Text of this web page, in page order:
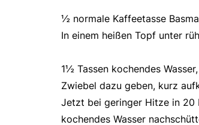
½ normale Kaffeetasse
In einem heißen Topf unter
1½ Tassen kochendes
Zwiebel dazu geben, kurz
Jetzt bei geringer Hitze in 20
kochendes Wasser